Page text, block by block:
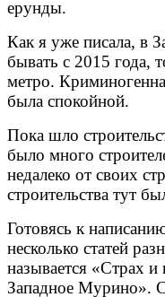
ерунды.
Как я уже писала, в
бывать с 2015 года,
метро.
была спокойной.
Пока шло
было много
недалеко от своих
строительства тут
Готовясь к
несколько статей
называется «Страх и
Западное Мурино».